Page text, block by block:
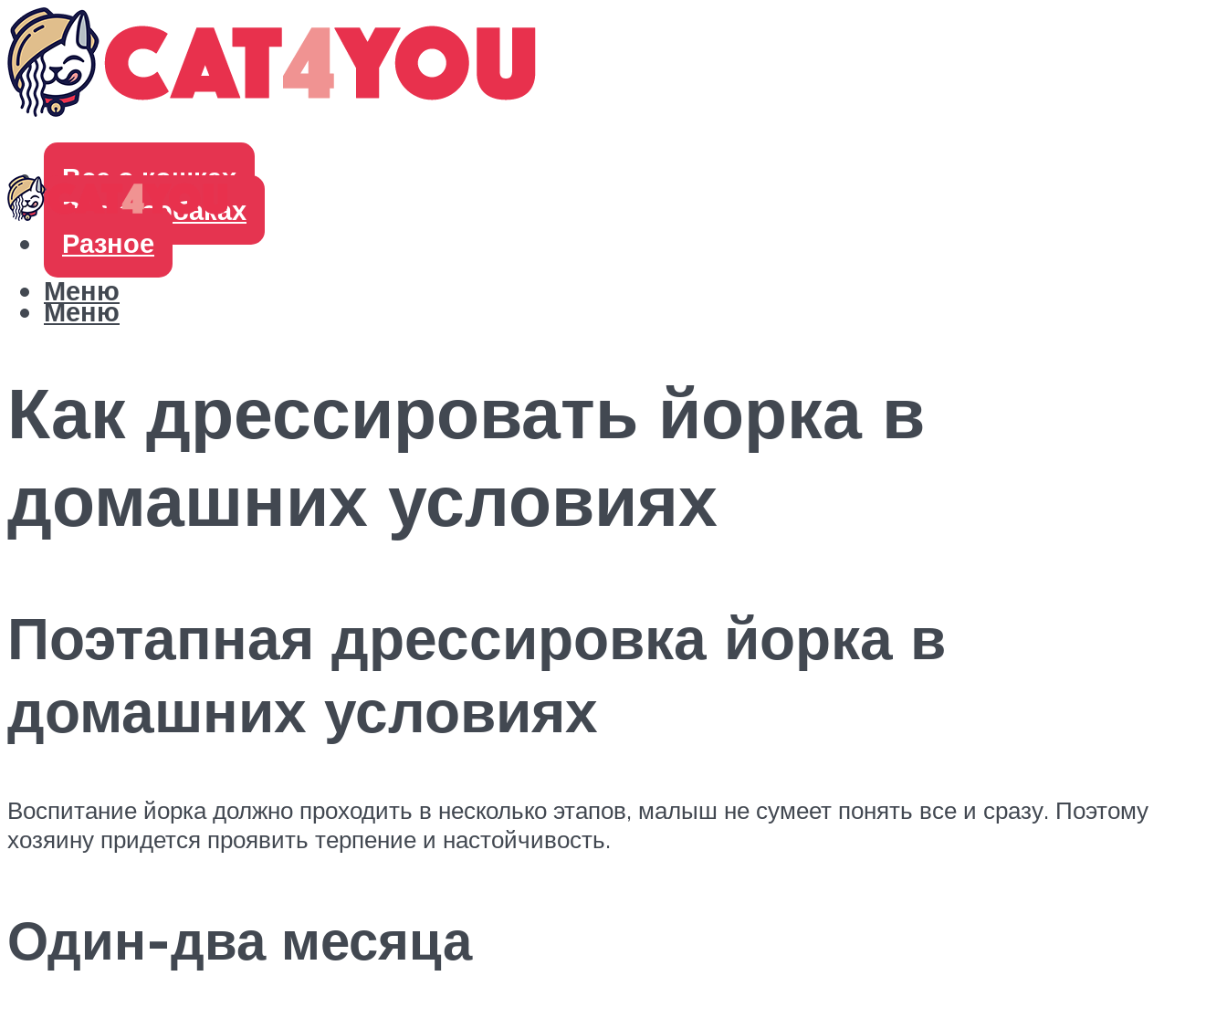
Все о кошках
Все о собаках
Разное
Меню
Меню
Как дрессировать йорка в
домашних условиях
Поэтапная дрессировка йорка в
домашних условиях
Воспитание йорка должно проходить в несколько этапов, малыш не сумеет понять все и сразу. Поэтому
хозяину придется проявить терпение и настойчивость.
Один-два месяца